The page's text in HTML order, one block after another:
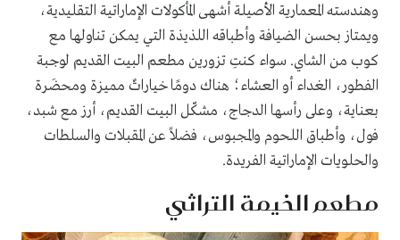
وهندسته المعمارية الأصيلة أشهى المأكولات الإماراتية التقليدية،
ويمتاز بحسن الضيافة وأطباقه اللذيذة التي يمكن تناولها مع
كوب من الشاي. سواء كنتِ تزورين مطعم البيت القديم لوجبة
الفطور، الغداء أو العشاء؛ هناك دومًا خياراتٌ مميزة ومحضَرة
بعناية، وعلى رأسها الدجاج، مشكّل البيت القديم، أرز مع شبد،
فول، وأطباق اللحوم والمجبوس، فضلاً عن المقبلات والسلطات
والحلويات الإماراتية الفريدة.
مطعم الخيمة التراثي